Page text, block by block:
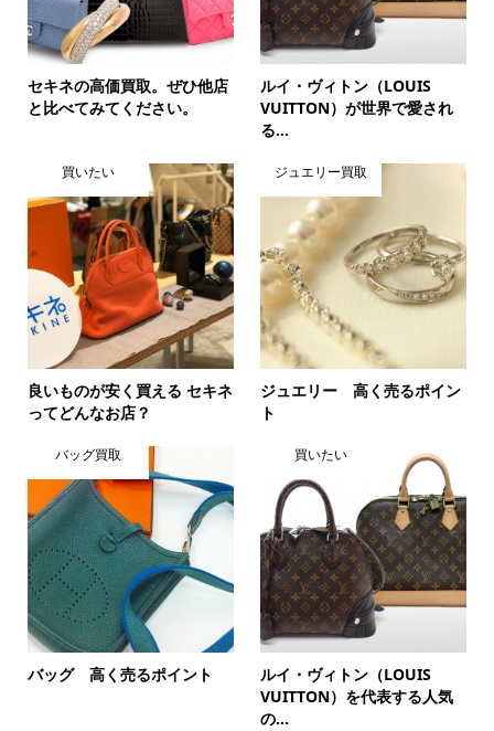
セキネの高価買取。ぜひ他店
と比べてみてください。
ルイ・ヴィトン（LOUIS
VUITTON）が世界で愛され
る...
買いたい
良いものが安く買える セキネ
ってどんなお店？
ジュエリー買取
ジュエリー 高く売るポイン
ト
バッグ買取
バッグ 高く売るポイント
買いたい
ルイ・ヴィトン（LOUIS
VUITTON）を代表する人気
の...